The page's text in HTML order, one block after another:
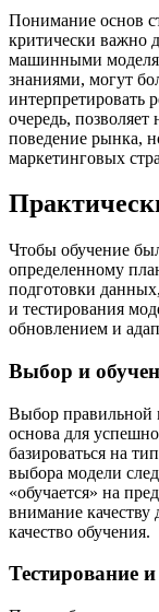
Понимание основ
критически важно
машинными
знаниями, могут
интерпретировать
очередь, позволяет
поведение рынка,
маркетинговых
Чтобы обучение
определенному
подготовки
и тестирования
обновлением и
Выбор и
Выбор правильной
основа для
базироваться на
выбора модели
«обучается» на
внимание
качество обучения.
Тестирование